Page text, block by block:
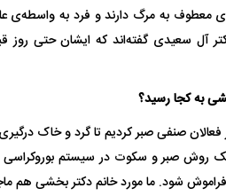
به مرگ دارند و فرد به واسطه‌ی
آل سعیدی گفته‌اند که ایشان حتی روز
به کجا رسید؟
صنفی صبر کردیم تا گرد و خاک
روش صبر و سکوت در سیستم بوروکراسی
شود. ما مورد خانم دکتر بخشی هم